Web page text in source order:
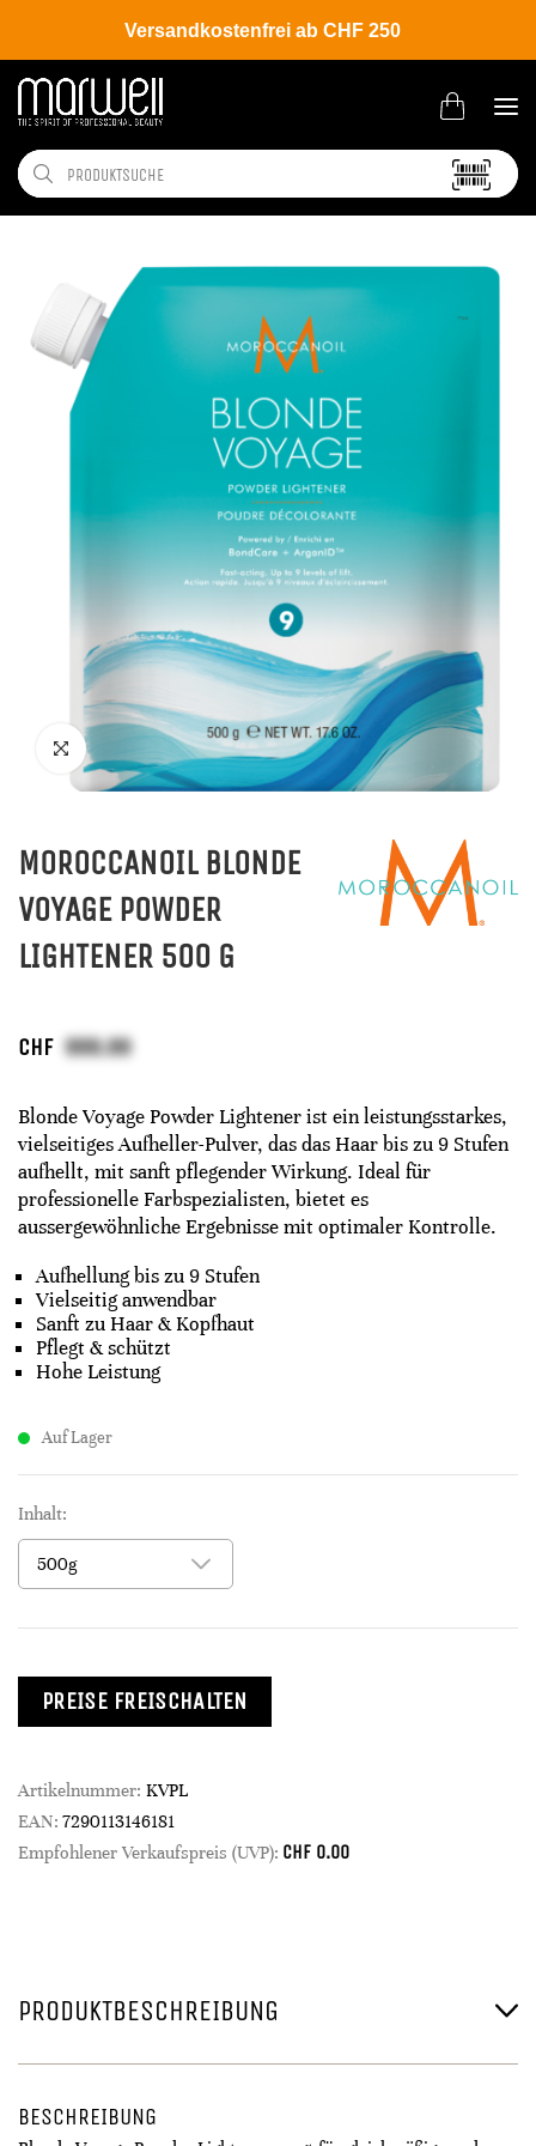
Versandkostenfrei ab CHF 250
Shop Brands Moroccanoil Coloration Blonde Voyage
MOROCCANOIL BLONDE
VOYAGE POWDER
LIGHTENER 500 G
CHF
Blonde Voyage Powder Lightener ist ein leistungsstarkes,
vielseitiges Aufheller-Pulver, das das Haar bis zu 9 Stufen
aufhellt, mit sanft pflegender Wirkung. Ideal für
professionelle Farbspezialisten, bietet es
aussergewöhnliche Ergebnisse mit optimaler Kontrolle.
Aufhellung bis zu 9 Stufen
Vielseitig anwendbar
Sanft zu Haar & Kopfhaut
Pflegt & schützt
Hohe Leistung
Auf Lager
Inhalt:
PREISE FREISCHALTEN
Artikelnummer: KVPL
EAN: 7290113146181
Empfohlener Verkaufspreis (UVP): CHF 0.00
PRODUKTBESCHREIBUNG
BESCHREIBUNG